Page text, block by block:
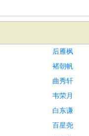
后雁枫
褚朝帆
曲秀轩
韦荣月
白东谦
百星尧